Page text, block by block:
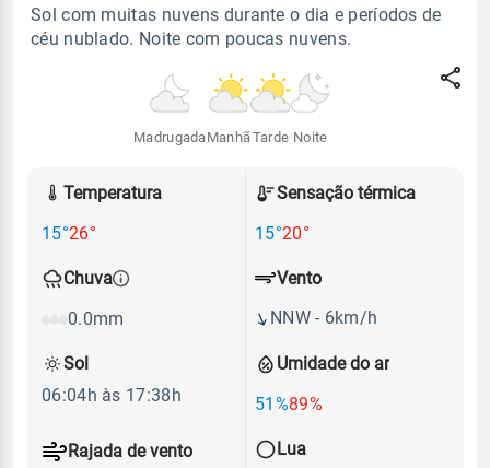
Sol com muitas nuvens durante o dia e períodos de
céu nublado. Noite com poucas nuvens.
Madrugada Manhã Tarde Noite
Temperatura
15°26°
Sensação térmica
15°20°
Chuva
0.0mm
Umidade do ar
51%89%
Vento
NNW - 6km/h
Rajada de vento
Sol
06:04h às 17:38h
Lua